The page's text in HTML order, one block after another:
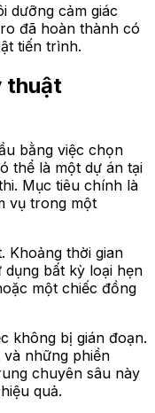
dưỡng cảm giác
đã hoàn thành có
tiến trình.
thuật
bằng việc chọn
thể là một dự án tại
Mục tiêu chính là
vụ trong một
Khoảng thời gian
bất kỳ loại hẹn
một chiếc đồng
không bị gián đoạn.
và những phiền
chuyên sâu này
quả.